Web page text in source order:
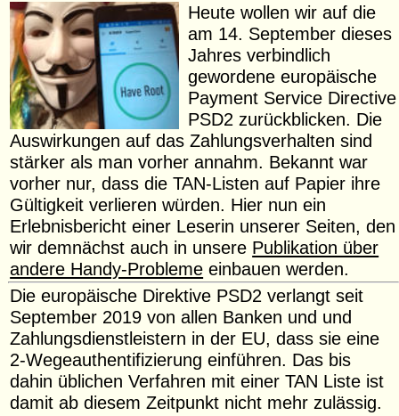
Heute wollen wir auf die
am 14. September dieses
Jahres verbindlich
gewordene europäische
Payment Service Directive
PSD2 zurückblicken. Die
Auswirkungen auf das Zahlungsverhalten sind
stärker als man vorher annahm. Bekannt war
vorher nur, dass die TAN-Listen auf Papier ihre
Gültigkeit verlieren würden. Hier nun ein
Erlebnisbericht einer Leserin unserer Seiten, den
wir demnächst auch in unsere Publikation über
andere Handy-Probleme einbauen werden.
Die europäische Direktive PSD2 verlangt seit
September 2019 von allen Banken und und
Zahlungsdienstleistern in der EU, dass sie eine
2-Wegeauthentifizierung einführen. Das bis
dahin üblichen Verfahren mit einer TAN Liste ist
damit ab diesem Zeitpunkt nicht mehr zulässig.